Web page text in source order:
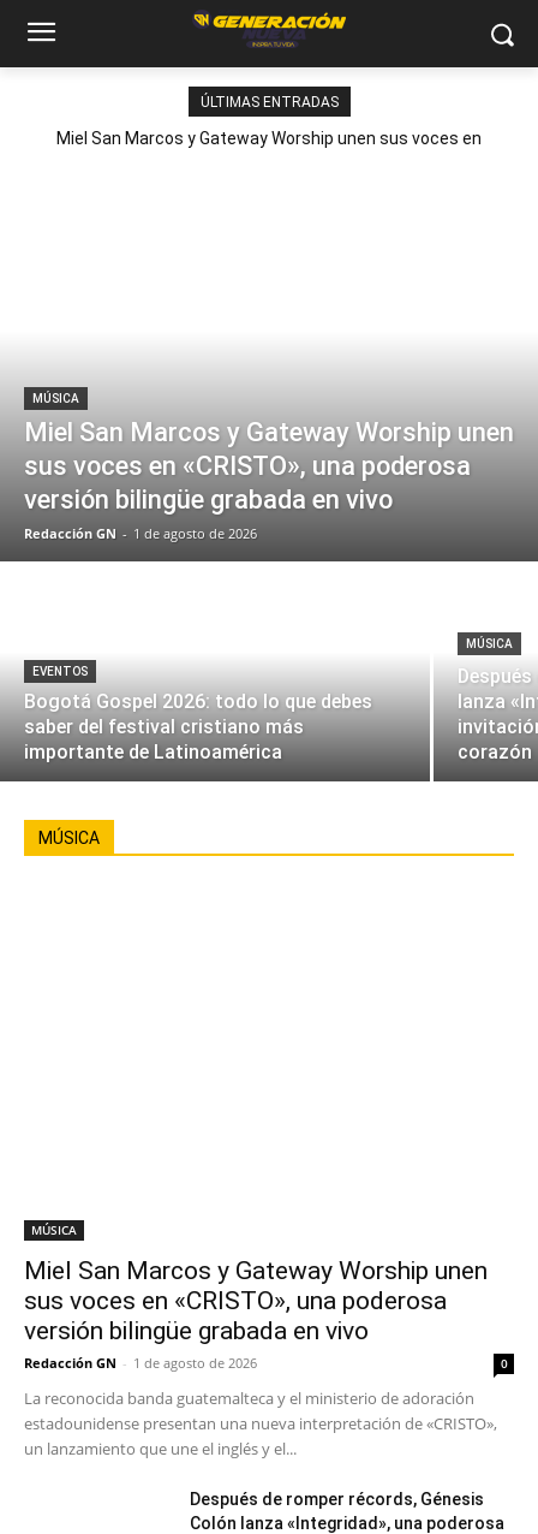
ÚLTIMAS ENTRADAS
Miel San Marcos y Gateway Worship unen sus voces en
MÚSICA
Miel San Marcos y Gateway Worship unen
sus voces en «CRISTO», una poderosa
versión bilingüe grabada en vivo
Redacción GN - 1 de agosto de 2026
EVENTOS
Bogotá Gospel 2026: todo lo que debes
saber del festival cristiano más
importante de Latinoamérica
MÚSICA
lanza
corazón
MÚSICA
MÚSICA
Miel San Marcos y Gateway Worship unen
sus voces en «CRISTO», una poderosa
versión bilingüe grabada en vivo
Redacción GN - 1 de agosto de 2026 0
La reconocida banda guatemalteca y el ministerio de adoración
estadounidense presentan una nueva interpretación de «CRISTO»,
un lanzamiento que une el inglés y el...
Después de romper récords, Génesis
Colón lanza «Integridad», una poderosa